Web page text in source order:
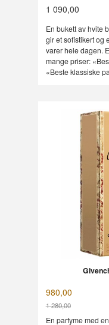
1 090,00
En bukett av hvite
gir et sofistikert og
varer hele dagen.
mange priser:
«Beste klassiske
980,00
1 280,00
Rabatt
En parfyme med